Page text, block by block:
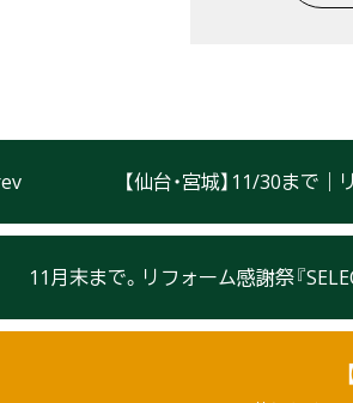
【仙台・宮城】11/30まで
11月末まで。リフォーム感謝祭『SELECT